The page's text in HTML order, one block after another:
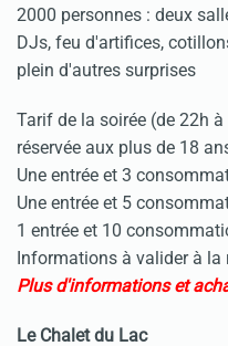
2000 personnes : deux
DJs, feu d'artifices,
plein d'autres surprises
Tarif de la soirée (de 22h
réservée aux plus de 18
Une entrée et 3
Une entrée et 5
1 entrée et 10
Informations à valider à la
Plus d'informations et
Le Chalet du Lac